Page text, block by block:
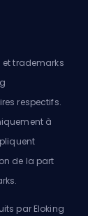
et trademarks
respectifs.
à
de la part
par Eloking